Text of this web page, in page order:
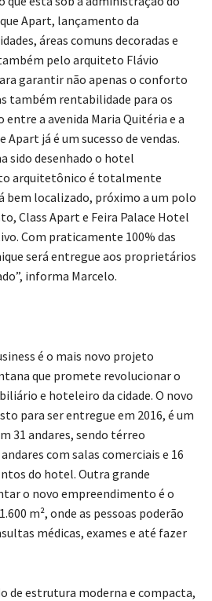
Apart, lançamento da
áreas comuns decoradas e
pelo arquiteto Flávio
garantir não apenas o conforto
também rentabilidade para os
entre a avenida Maria Quitéria e a
Apart já é um sucesso de vendas.
sido desenhado o hotel
arquitetônico é totalmente
bem localizado, próximo a um polo
Class Apart e Feira Palace Hotel
Com praticamente 100% das
será entregue aos proprietários
informa Marcelo.
é o mais novo projeto
que promete revolucionar o
e hoteleiro da cidade. O novo
para ser entregue em 2016, é um
31 andares, sendo térreo
com salas comerciais e 16
do hotel. Outra grande
o novo empreendimento é o
m², onde as pessoas poderão
médicas, exames e até fazer
de estrutura moderna e compacta,